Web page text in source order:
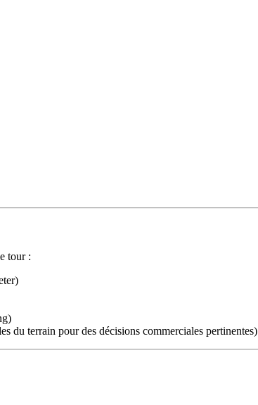
tour :
du terrain pour des décisions commerciales pertinentes)